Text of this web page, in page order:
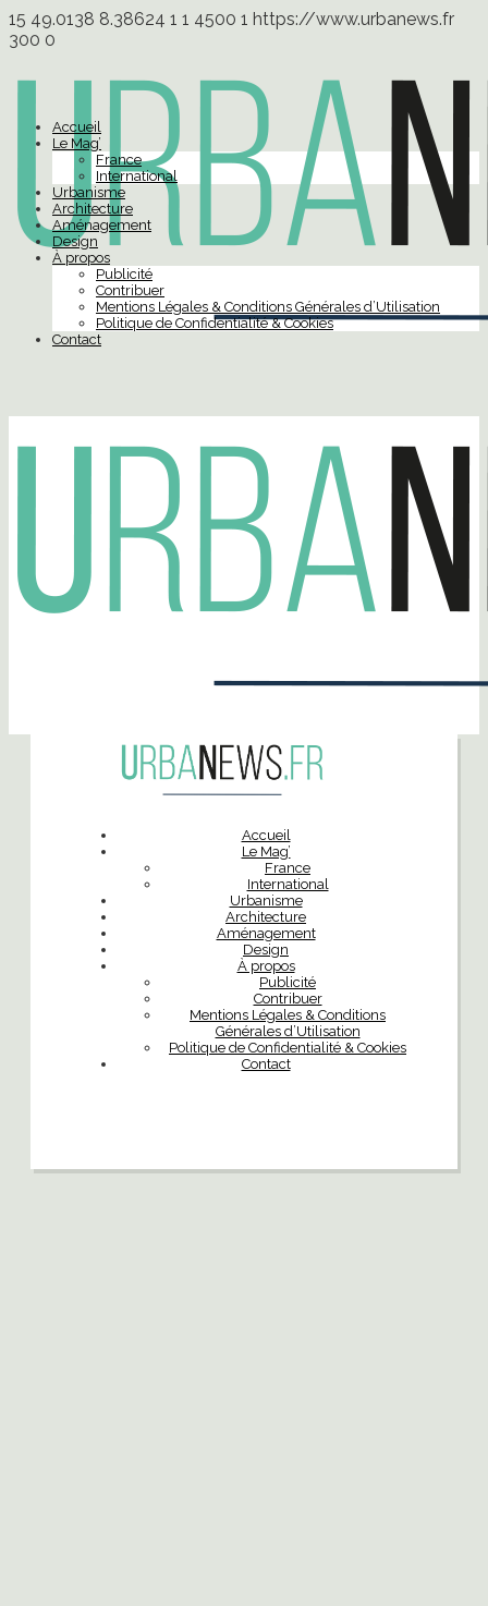
15 49.0138 8.38624 1 1 4500 1 https://www.urbanews.fr
300 0
Accueil
Le Mag’
France
International
Urbanisme
Architecture
Aménagement
Design
À propos
Publicité
Contribuer
Mentions Légales & Conditions Générales d’Utilisation
Politique de Confidentialité & Cookies
Contact
Accueil
Le Mag’
France
International
Urbanisme
Architecture
Aménagement
Design
À propos
Publicité
Contribuer
Mentions Légales & Conditions
Générales d’Utilisation
Politique de Confidentialité & Cookies
Contact